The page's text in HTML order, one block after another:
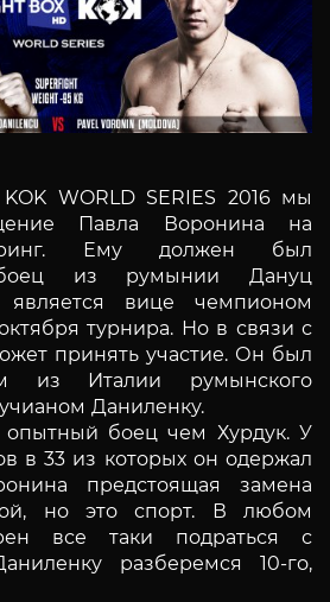
WORLD SERIES 2016 мы
Павла Воронина на
ринг. Ему должен был
боец из румынии Дануц
является вице чемпионом
турнира. Но в связи с
принять участие. Он был
из Италии румынского
Даниленку.
опытный боец чем Хурдук. У
в 33 из которых он одержал
предстоящая замена
но это спорт. В любом
все таки подраться с
разберемся 10-го,